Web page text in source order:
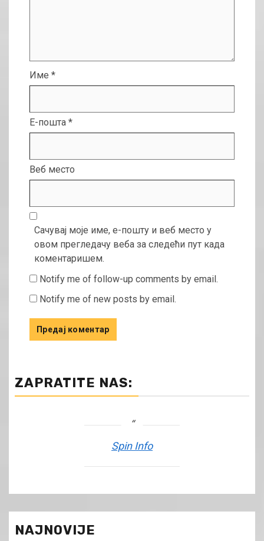
Име *
Е-пошта *
Веб место
Сачувај моје име, е-пошту и веб место у
овом прегледачу веба за следећи пут када
коментаришем.
Notify me of follow-up comments by email.
Notify me of new posts by email.
ZAPRATITE NAS:
Spin Info
NAJNOVIJE